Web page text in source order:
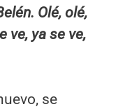
Olé, olé,
ve, ya se ve,
se